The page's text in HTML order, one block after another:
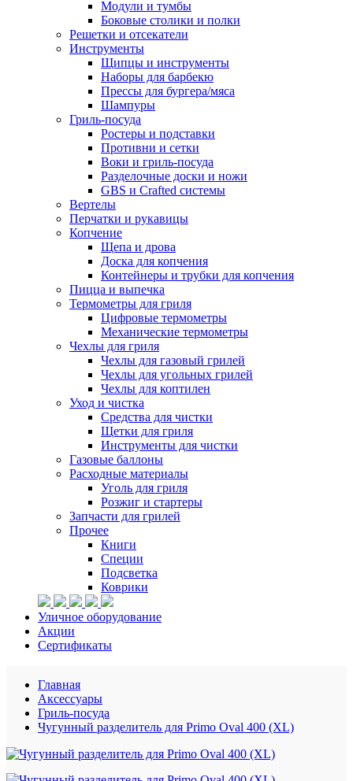
Модули и тумбы
Боковые столики и полки
Решетки и отсекатели
Инструменты
Щипцы и инструменты
Наборы для барбекю
Прессы для бургера/мяса
Шампуры
Гриль-посуда
Ростеры и подставки
Противни и сетки
Воки и гриль-посуда
Разделочные доски и ножи
GBS и Crafted системы
Вертелы
Перчатки и рукавицы
Копчение
Щепа и дрова
Доска для копчения
Контейнеры и трубки для копчения
Пицца и выпечка
Термометры для гриля
Цифровые термометры
Механические термометры
Чехлы для гриля
Чехлы для газовый грилей
Чехлы для угольных грилей
Чехлы для коптилен
Уход и чистка
Средства для чистки
Щетки для гриля
Инструменты для чистки
Газовые баллоны
Расходные материалы
Уголь для гриля
Розжиг и стартеры
Запчасти для грилей
Прочее
Книги
Специи
Подсветка
Коврики
Уличное оборудование
Акции
Сертификаты
Главная
Аксессуары
Гриль-посуда
Чугунный разделитель для Primo Oval 400 (XL)